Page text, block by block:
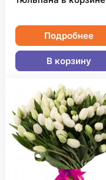
Подробнее
В корзину